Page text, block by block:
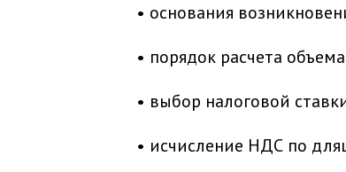
• основания
• порядок расчета
• выбор налоговой
• исчисление НДС по